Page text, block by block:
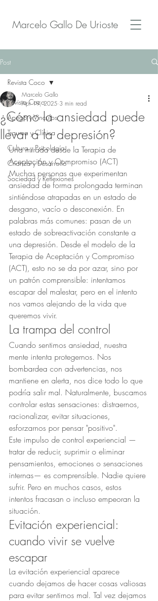
Marcelo Gallo De Urioste
Post
Revista Coco
Apego y Vínculos
Trauma y Clínica
Cultura y Psicología
Crianza y Desarrollo
Sociedad y Reflexiones
Revista Coco
¿Cómo la ansiedad puede
llevar a la depresión?
Marcelo Gallo
Apr 19, 2025 3 min read
Una mirada desde la Terapia de
Aceptación y Compromiso (ACT)
Muchas personas que experimentan
ansiedad de forma prolongada terminan
sintiéndose atrapadas en un estado de
desgano, vacío o desconexión. En
palabras más comunes: pasan de un
estado de sobreactivación constante a
una depresión. Desde el modelo de la
Terapia de Aceptación y Compromiso
(ACT), esto no se da por azar, sino por
un patrón comprensible: intentamos
escapar del malestar, pero en el intento
nos vamos alejando de la vida que
queremos vivir.
La trampa del control
Cuando sentimos ansiedad, nuestra
mente intenta protegernos. Nos
bombardea con advertencias, nos
mantiene en alerta, nos dice todo lo que
podría salir mal. Naturalmente, buscamos
controlar estas sensaciones: distraernos,
racionalizar, evitar situaciones,
esforzarnos por pensar "positivo".
Este impulso de control experiencial —
tratar de reducir, suprimir o eliminar
pensamientos, emociones o sensaciones
internas— es comprensible. Nadie quiere
sufrir. Pero en muchos casos, estos
intentos fracasan o incluso empeoran la
situación.
Evitación experiencial:
cuando vivir se vuelve
escapar
La evitación experiencial aparece
cuando dejamos de hacer cosas valiosas
para evitar sentirnos mal. Tal vez dejamos